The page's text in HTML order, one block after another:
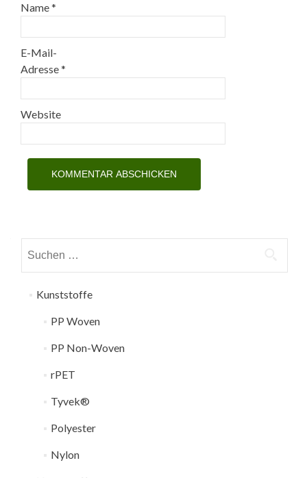
Name*
E-Mail-
Adresse*
Website
nach:
Kunststoffe
PP Woven
PP Non-Woven
rPET
Tyvek®
Polyester
Nylon